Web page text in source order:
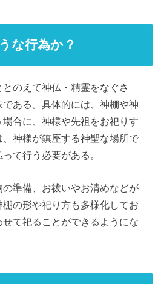
な行為か？
とのえて神仏・精霊をなぐさ
ある。具体的には、神棚や神
合に、神様や先祖をお祀りす
神様が鎮座する神聖な場所で
て行う必要がある。
準備、お祓いやお清めなどが
の形や祀り方も多様化してお
て祀ることができるようにな